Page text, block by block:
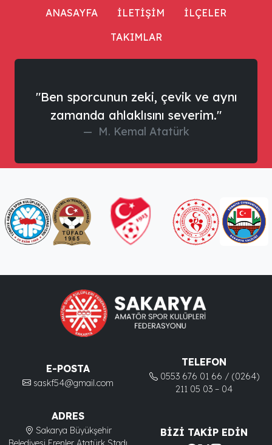
ANASAYFA İLETİŞİM
İLÇELER
TAKIMLAR
"Ben sporcunun zeki, çevik ve aynı
zamanda ahlaklısını severim."
M. Kemal Atatürk
E-POSTA
saskf54@gmail.com
TELEFON
0553 676 01 66 / (0264)
211 05 03 – 04
ADRES
Sakarya Büyükşehir
BIZI TAKIP EDIN